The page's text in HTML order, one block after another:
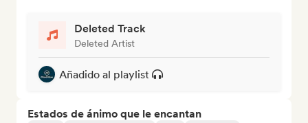
Deleted Track
Deleted Artist
Añadido al playlist
Estados de ánimo que le encantan